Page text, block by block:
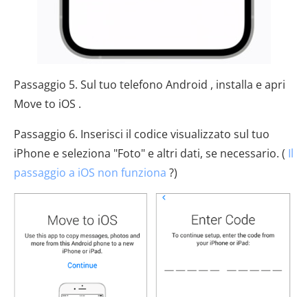
Passaggio 5. Sul tuo telefono Android , installa e apri
Move to iOS .
Passaggio 6. Inserisci il codice visualizzato sul tuo
iPhone e seleziona "Foto" e altri dati, se necessario. ( Il
passaggio a iOS non funziona ?)